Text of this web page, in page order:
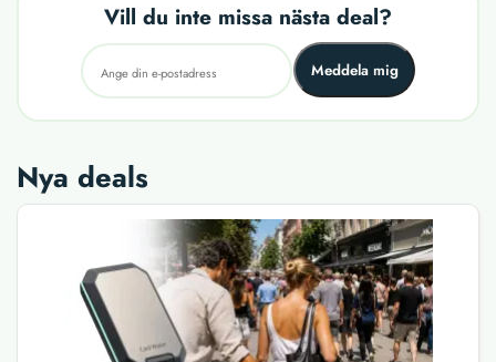
Vill du inte missa nästa deal?
Meddela mig
Nya deals